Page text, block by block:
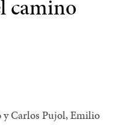
camino
y Carlos Pujol, Emilio